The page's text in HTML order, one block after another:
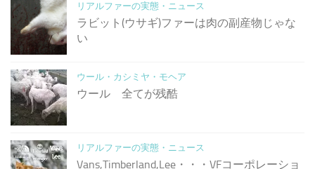
リアルファーの実態・ニュース
ラビット(ウサギ)ファーは肉の副産物じゃな
い
ウール・カシミヤ・モヘア
ウール 全てが残酷
リアルファーの実態・ニュース
Vans,Timberland,Lee・・・VFコーポレーショ